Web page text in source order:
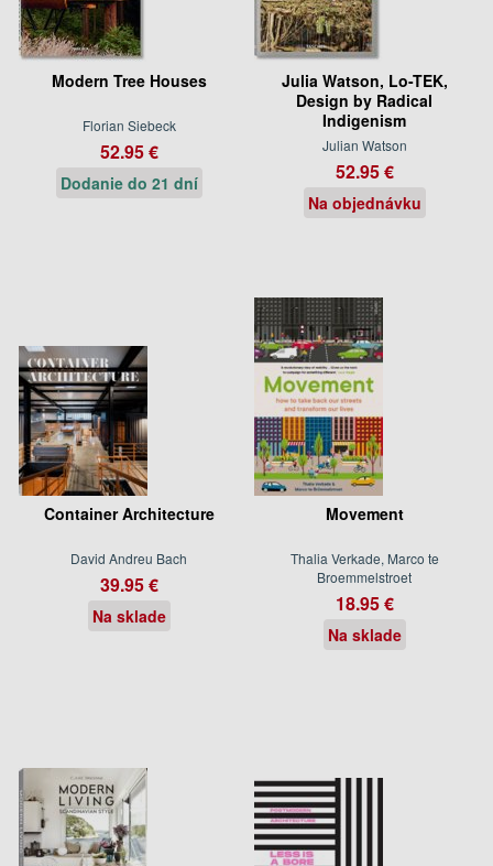
Modern Tree Houses
Florian Siebeck
52.95 €
Dodanie do 21 dní
Julia Watson, Lo-TEK,
Design by Radical
Indigenism
Julian Watson
52.95 €
Na objednávku
Container Architecture
David Andreu Bach
39.95 €
Na sklade
Movement
Thalia Verkade, Marco te
Broemmelstroet
18.95 €
Na sklade